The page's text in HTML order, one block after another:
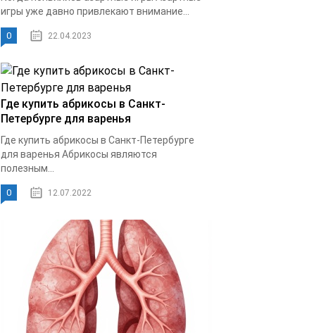
игры уже давно привлекают внимание...
0 22.04.2023
Где купить абрикосы в Санкт-
Петербурге для варенья
Где купить абрикосы в Санкт-Петербурге
для варенья Абрикосы являются
полезным...
0 12.07.2022